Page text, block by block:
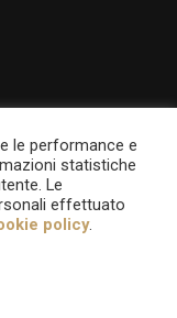
srls
RM | Via Roma, 133
al n. 93 del 7 giugno
le performance e
statistiche
Le
effettuato
policy.